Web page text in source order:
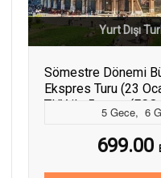
Yurt Dışı
Sömestre Dönemi
Ekspres Turu (23
THY ile 5 gece
5 Gece, 6
699.00